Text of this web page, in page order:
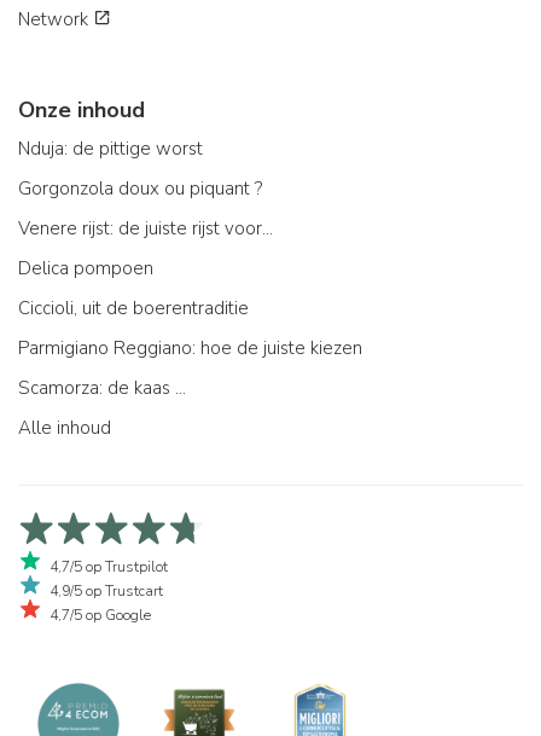
Network
Onze inhoud
Nduja: de pittige worst
Gorgonzola doux ou piquant ?
Venere rijst: de juiste rijst voor...
Delica pompoen
Ciccioli, uit de boerentraditie
Parmigiano Reggiano: hoe de juiste kiezen
Scamorza: de kaas ...
Alle inhoud
4,7/5 op Trustpilot
4,9/5 op Trustcart
4,7/5 op Google